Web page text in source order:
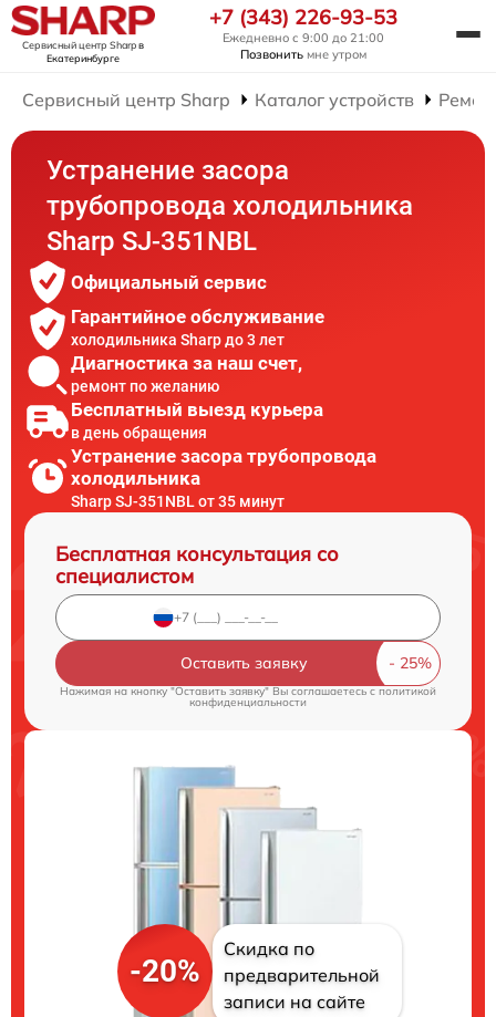
Сервисный центр Sharpв
Екатеринбурге
+7 (343) 226-93-53
Ежедневно с 9:00 до 21:00
Позвонить мне утром
Сервисный центр Sharp Каталог устройств
Устранение засора
трубопровода холодильника
Sharp SJ-351NBL
Официальный сервис
Гарантийное обслуживание
холодильника Sharp до 3 лет
Диагностика за наш счет,
ремонт по желанию
Бесплатный выезд курьера
в день обращения
Устранение засора трубопровода
холодильника
Sharp SJ-351NBL от 35 минут
Бесплатная консультация со
специалистом
Оставить заявку
Нажимая на кнопку "Оставить заявку" Вы соглашаетесь cполитикой
конфиденциальности
-20%
Скидка по
предварительной
записи на сайте